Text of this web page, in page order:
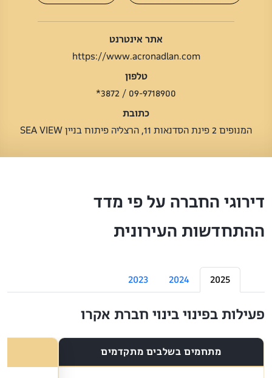
אתר אינטרנט
https://www.acronadlan.com
טלפון
09-9718900 / 3872*
כתובת
המנופים 2 פינת הסדנאות 11, הרצליה פיתוח בניין SEA VIEW
דירוגי החברה על פי מדד
ההתחדשות העירונית
2025
2024
2023
פעילות בפינוי בינוי חברת אקרו
מתחמים בשלבים מתקדמים